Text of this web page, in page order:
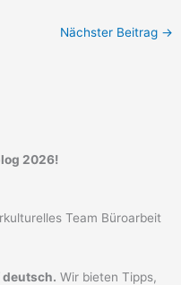
Nächster Beitrag →
2026!
deutsch. Wir bieten Tipps,